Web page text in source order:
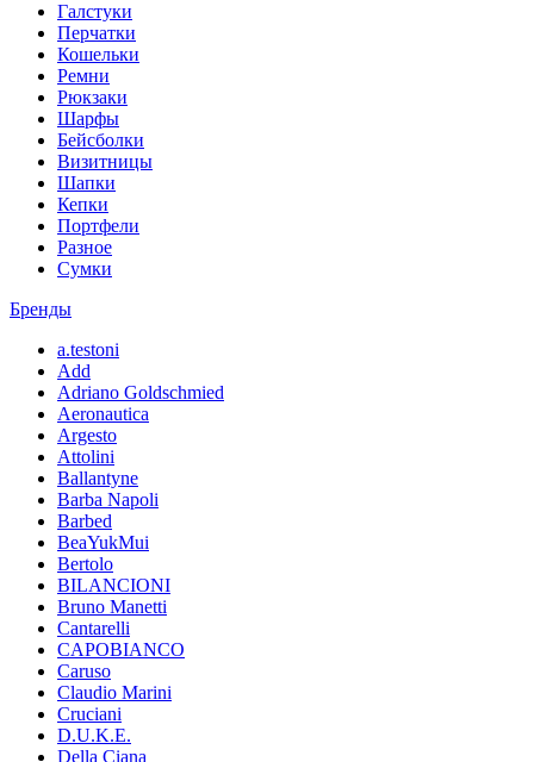
Галстуки
Перчатки
Кошельки
Ремни
Рюкзаки
Шарфы
Бейсболки
Визитницы
Шапки
Кепки
Портфели
Разное
Сумки
Бренды
a.testoni
Add
Adriano Goldschmied
Aeronautica
Argesto
Attolini
Ballantyne
Barba Napoli
Barbed
BeaYukMui
Bertolo
BILANCIONI
Bruno Manetti
Cantarelli
CAPOBIANCO
Caruso
Claudio Marini
Cruciani
D.U.K.E.
Della Ciana